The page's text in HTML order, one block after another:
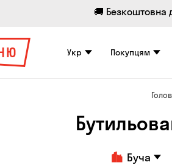
🚚 Безкоштовна
Укр Покупцям
Буча